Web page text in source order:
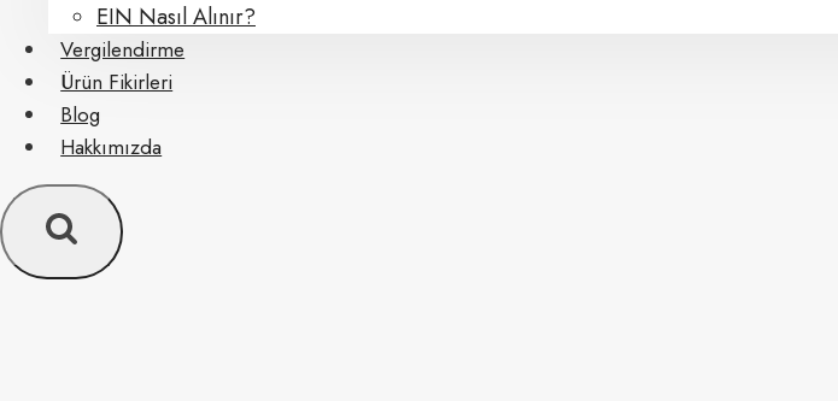
EIN Nasıl Alınır?
Vergilendirme
Ürün Fikirleri
Blog
Hakkımızda